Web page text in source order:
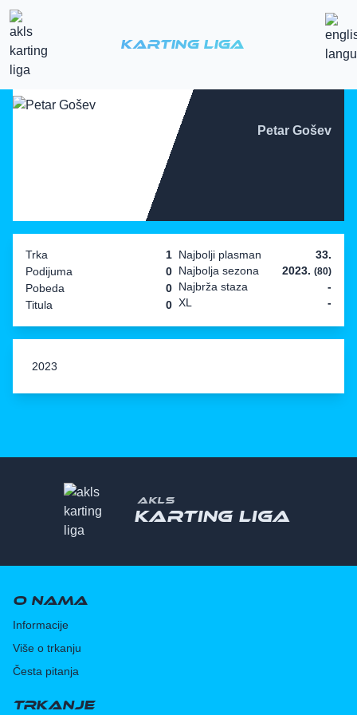
Karting Liga
Petar Gošev
Trka
1
Podijuma
0
Pobeda
0
Titula
0
Najbolji plasman
33.
Najbolja sezona
2023. (80)
Najbrža staza
-
XL
-
2023
AKLS
Karting liga
O nama
Informacije
Više o trkanju
Česta pitanja
Trkanje